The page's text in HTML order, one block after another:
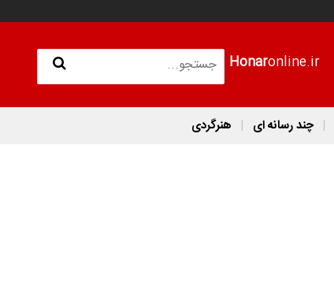
Honaronline.ir
چند رسانه ای هنرگردی